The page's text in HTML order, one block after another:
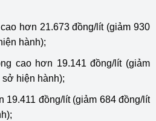
hơn 21.673 đồng/lít (giảm 930
hành);
cao hơn 19.141 đồng/lít (giảm
hiện hành);
19.411 đồng/lít (giảm 684 đồng/lít